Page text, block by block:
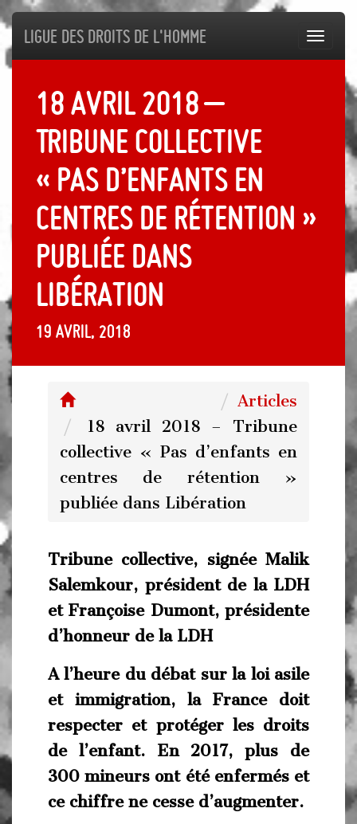
Ligue des droits de l'Homme
18 avril 2018 –
Tribune collective
« Pas d’enfants en
centres de rétention »
publiée dans
Libération
19 avril, 2018
Articles
18 avril 2018 – Tribune
collective « Pas d’enfants en
centres de rétention »
publiée dans Libération
Tribune collective, signée Malik
Salemkour, président de la LDH
et Françoise Dumont, présidente
d’honneur de la LDH
A l’heure du débat sur la loi asile
et immigration, la France doit
respecter et protéger les droits
de l’enfant. En 2017, plus de
300 mineurs ont été enfermés et
ce chiffre ne cesse d’augmenter.